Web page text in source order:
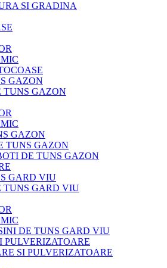
SI GRADINA
GAZON
TUNS GAZON
GAZON
TUNS GAZON
DE TUNS GAZON
GARD VIU
TUNS GARD VIU
DE TUNS GARD VIU
PULVERIZATOARE
SI PULVERIZATOARE